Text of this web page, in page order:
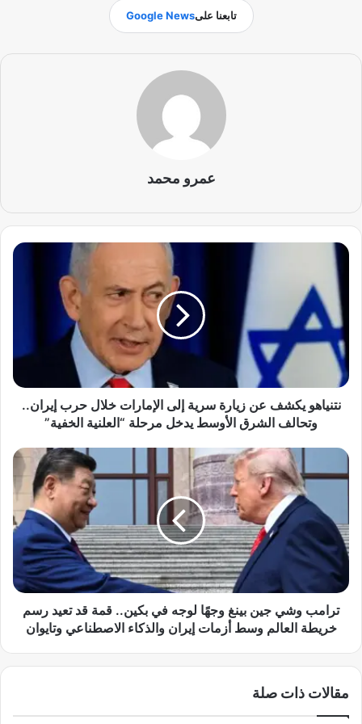
تابعنا علىGoogle News
عمرو محمد
ن
و
ي
ك
ش
ن
ز
ر
ة
س
ي
ل
نتنياهو يكشف عن زيارة سرية إلى الإمارات خلال حرب إيران..
وتحالف الشرق الأوسط يدخل مرحلة “العلنية الخفية”
ت
ر
ب
و
ش
ي
ج
غ
ترامب وشي جين بينغ وجهًا لوجه في بكين.. قمة قد تعيد رسم
خريطة العالم وسط أزمات إيران والذكاء الاصطناعي وتايوان
مقالات ذات صلة